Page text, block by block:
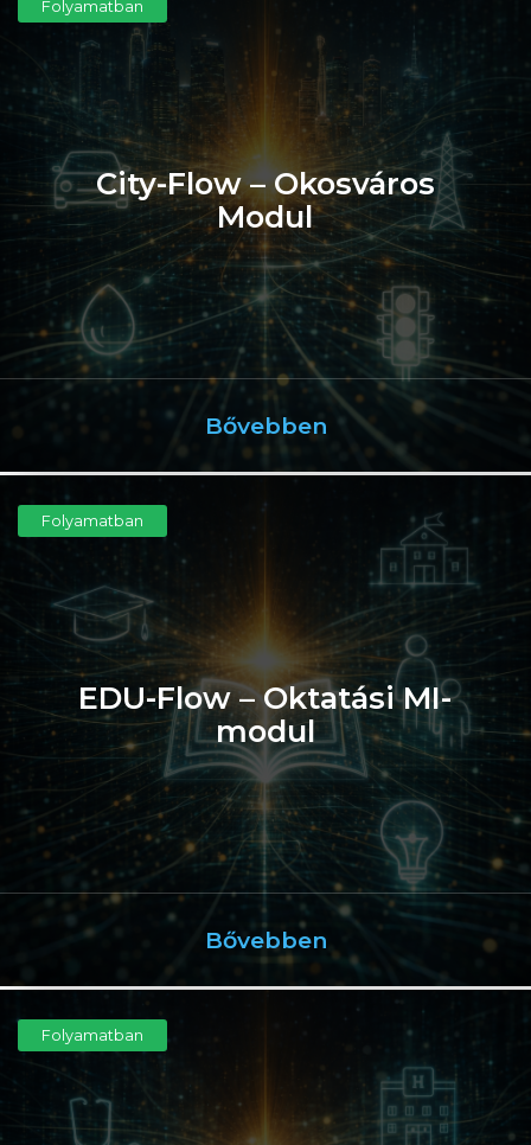
Folyamatban
City-Flow – Okosváros
Modul
Bővebben
Folyamatban
EDU-Flow – Oktatási MI-
modul
Bővebben
Folyamatban